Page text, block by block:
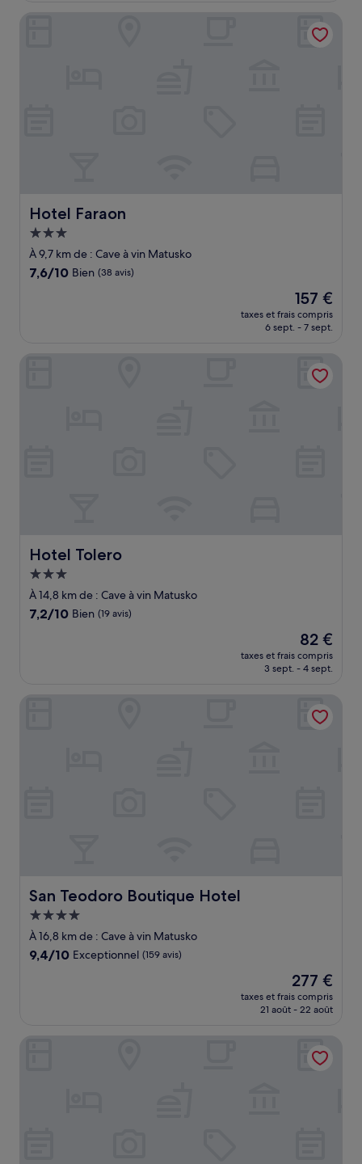
de
274 €
Hotel Faraon
Hotel Faraon
Hébergement
3.0 étoiles
À 9,7 km de : Cave à vin Matusko
7.6
7,6/10 Bien (38 avis)
Le
nouveau
prix
de
157 €
157 €
taxes et frais compris
6 sept. - 7 sept.
Hotel Tolero
Hotel Tolero
Hébergement
3.0 étoiles
À 14,8 km de : Cave à vin Matusko
7.2
7,2/10 Bien (19 avis)
Le
nouveau
prix
de
82 €
82 €
taxes et frais compris
3 sept. - 4 sept.
San Teodoro Boutique Hotel
San Teodoro Boutique Hotel
Hébergement
4.0 étoiles
À 16,8 km de : Cave à vin Matusko
9.4
9,4/10 Exceptionnel (159 avis)
Le
nouveau
prix
de
277 €
277 €
taxes et frais compris
21 août - 22 août